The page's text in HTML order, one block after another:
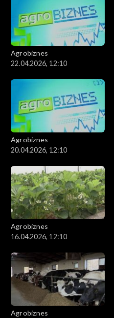
Agrobiznes
22.04.2026, 12:10
Agrobiznes
20.04.2026, 12:10
Agrobiznes
16.04.2026, 12:10
Agrobiznes